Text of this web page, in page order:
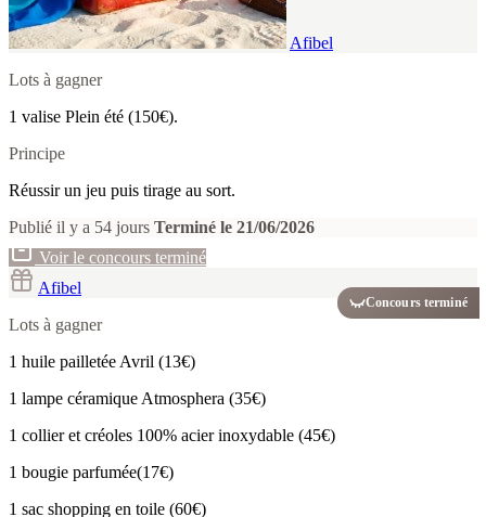
Afibel
Lots à gagner
1 valise Plein été (150€).
Principe
Réussir un jeu puis tirage au sort.
Publié il y a 54 jours Terminé le 21/06/2026
Voir le concours terminé
Concours terminé
Afibel
Lots à gagner
1 huile pailletée Avril (13€)
1 lampe céramique Atmosphera (35€)
1 collier et créoles 100% acier inoxydable (45€)
1 bougie parfumée(17€)
1 sac shopping en toile (60€)